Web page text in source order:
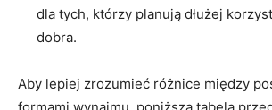
dla⁤ tych, ​którzy planują ‍dłużej
dobra.
Aby​ lepiej zrozumieć ‌różnice między